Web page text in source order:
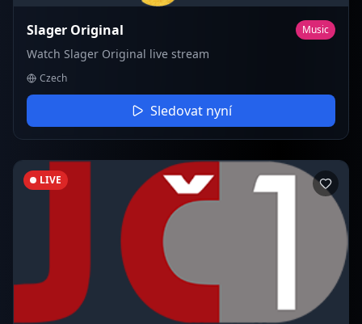
Slager Original Music
Watch Slager Original live stream
Czech
Sledovat nyní
LIVE